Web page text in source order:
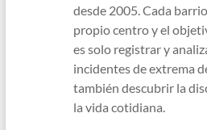
desde 2005. Cada
propio centro y el
es solo registrar y
incidentes de extrema
también descubrir la
la vida cotidiana.